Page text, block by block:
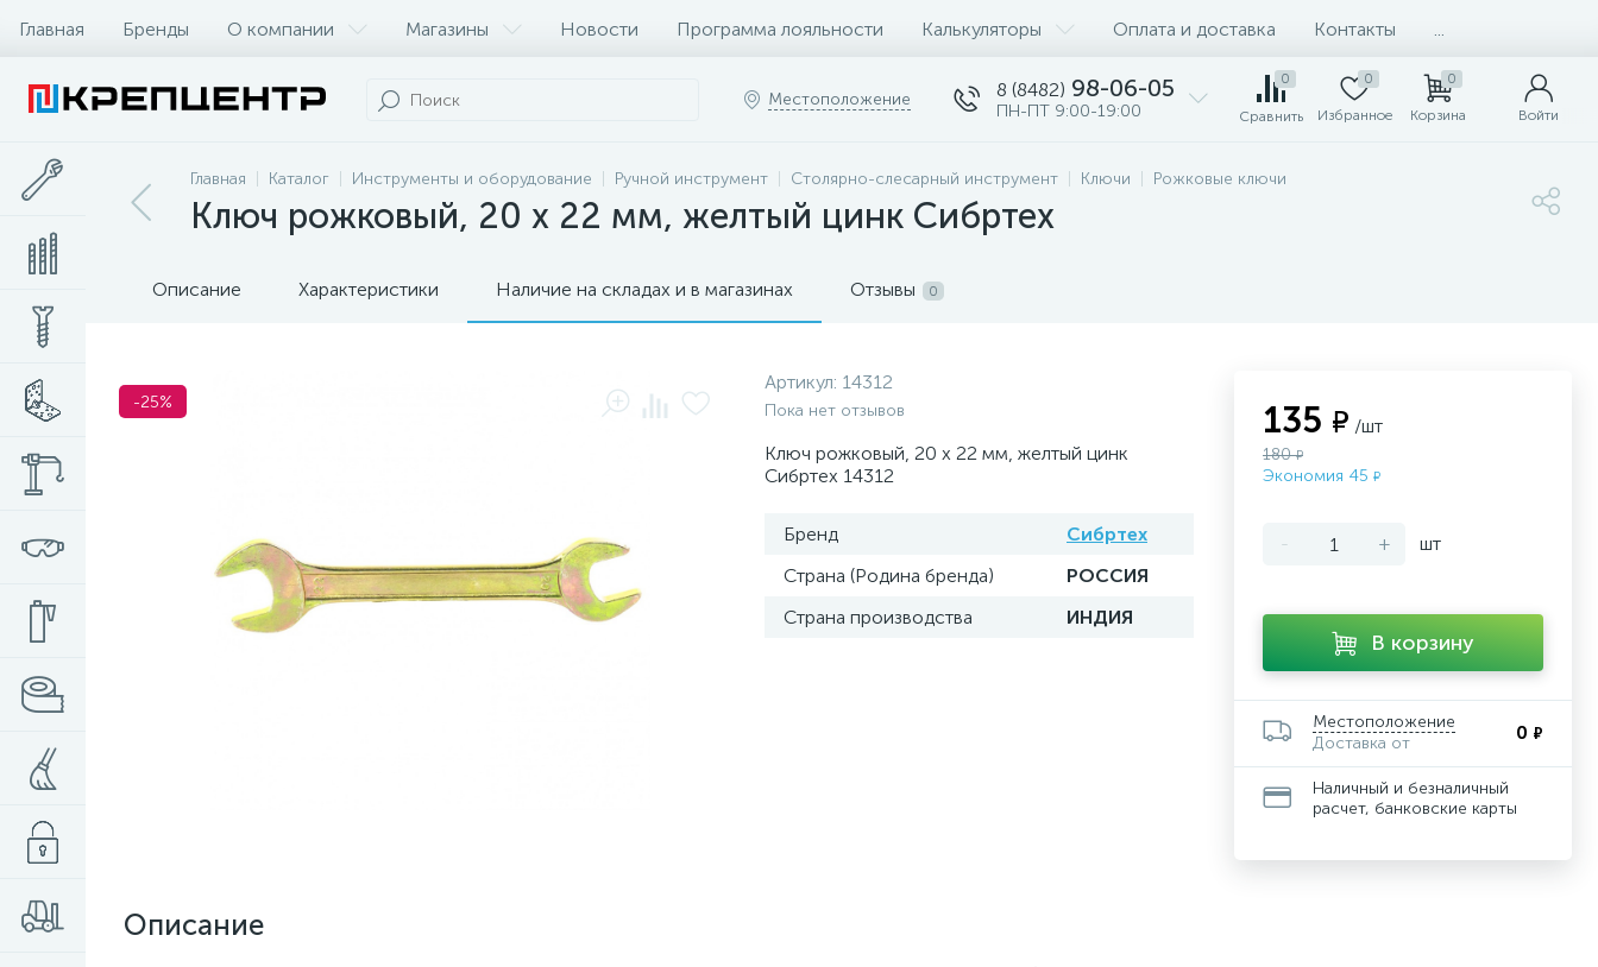
Главная Бренды О компании Магазины Новости Программа лояльности Калькуляторы Оплата и доставка Контакты
Местоположение 8 (8482) 98-06-05
ПН-ПТ 9:00-19:00
0
Сравнить
0
Избранное
0
Корзина Войти
Главная Каталог Инструменты и оборудование Ручной инструмент Столярно-слесарный инструмент Ключи Рожковые ключи
Ключ рожковый, 20 х 22 мм, желтый цинк Сибртех
Описание Характеристики Наличие на складах и в магазинах Отзывы 0
-25%
Артикул: 14312
Пока нет отзывов
Ключ рожковый, 20 х 22 мм, желтый цинк
Сибртех 14312
Бренд
Сибртех
Страна (Родина бренда)
РОССИЯ
Страна производства
ИНДИЯ
Описание
135 ₽ /шт
180₽
Экономия 45 ₽
- + шт
В корзину
Местоположение
Доставка от
0 ₽
Наличный и безналичный
расчет, банковские карты